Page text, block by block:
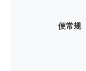
便常规